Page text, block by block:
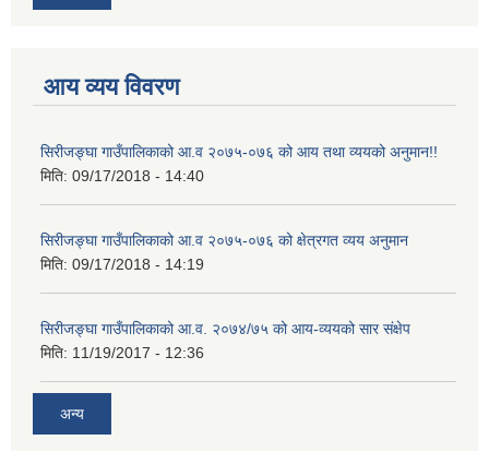
आय व्यय विवरण
सिरीजङ्घा गाउँपालिकाको आ.व २०७५-०७६ को आय तथा व्ययको अनुमान!!
मिति: 09/17/2018 - 14:40
सिरीजङ्घा गाउँपालिकाको आ.व २०७५-०७६ को क्षेत्रगत व्यय अनुमान
मिति: 09/17/2018 - 14:19
सिरीजङ्घा गाउँपालिकाको आ.व. २०७४/७५ को आय-व्ययको सार संक्षेप
मिति: 11/19/2017 - 12:36
अन्य